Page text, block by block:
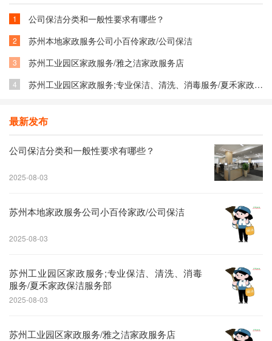
1 公司保洁分类和一般性要求有哪些？
2 苏州本地家政服务公司小百伶家政/公司保洁
3 ​苏州工业园区家政服务/雅之洁家政服务店
4 苏州工业园区家政服务;专业保洁、清洗、消毒服务/夏禾家政保洁服务部
最新发布
公司保洁分类和一般性要求有哪些？
2025-08-03
苏州本地家政服务公司小百伶家政/公司保洁
2025-08-03
苏州工业园区家政服务;专业保洁、清洗、消毒
服务/夏禾家政保洁服务部
2025-08-03
​苏州工业园区家政服务/雅之洁家政服务店